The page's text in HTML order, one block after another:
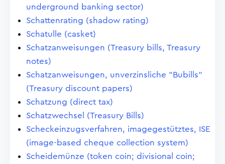
underground banking sector)
Schattenrating (shadow rating)
Schatulle (casket)
Schatzanweisungen (Treasury bills, Treasury
notes)
Schatzanweisungen, unverzinsliche "Bubills"
(Treasury discount papers)
Schatzung (direct tax)
Schatzwechsel (Treasury Bills)
Scheckeinzugsverfahren, imagegestütztes, ISE
(image-based cheque collection system)
Scheidemünze (token coin; divisional coin;